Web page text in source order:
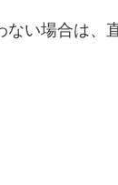
ート
ト
い場合は、